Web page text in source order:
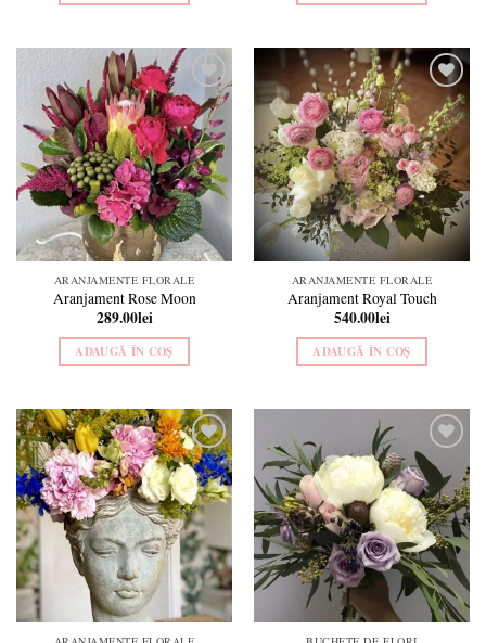
Add to
wishlist
ARANJAMENTE FLORALE
Aranjament Rose Moon
289.00lei
ADAUGĂ ÎN COȘ
Add to
wishlist
ARANJAMENTE FLORALE
Aranjament Royal Touch
540.00lei
ADAUGĂ ÎN COȘ
Add to
wishlist
Add to
wishlist